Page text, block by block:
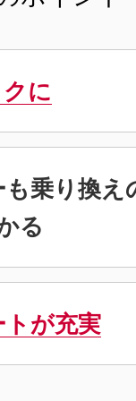
に
乗り換え
る
トが充実